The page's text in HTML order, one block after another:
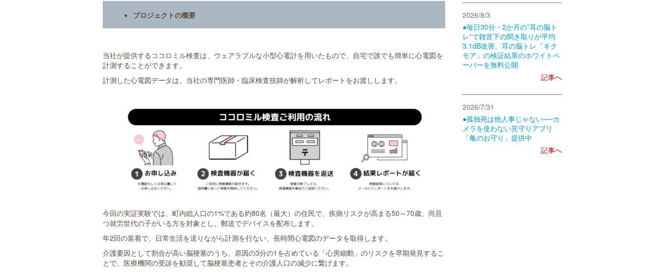
プロジェクトの概要
当社が提供するココロミル検査は、ウェアラブルな小型心電計を用いたもので、自宅で誰でも簡単に心電図を
計測することができます。
計測した心電図データは、当社の専門医師・臨床検査技師が解析してレポートをお渡しします。
今回の実証実験では、町内総人口の1%である約80名（最大）の住民で、疾病リスクが高まる50～70歳、尚且
つ就労世代の子がいる方を対象とし、郵送でデバイスを配布します。
年2回の装着で、日常生活を送りながら計測を行ない、長時間心電図のデータを取得します。
介護要因として割合が高い脳梗塞のうち、原因の3分の1を占めている「心房細動」のリスクを早期発見するこ
とで、医療機関の受診を勧奨して脳梗塞患者とその介護人口の減少に繋げます。
2026/8/3
●毎日30分・2か月の”耳の脳ト
レ”で雑音下の聞き取りが平均
3.1dB改善。耳の脳トレ「キク
モア」の検証結果のホワイトペ
ーパーを無料公開
記事へ
2026/7/31
●孤独死は他人事じゃない──カ
メラを使わない見守りアプリ
「亀のお守り」提供中
記事へ